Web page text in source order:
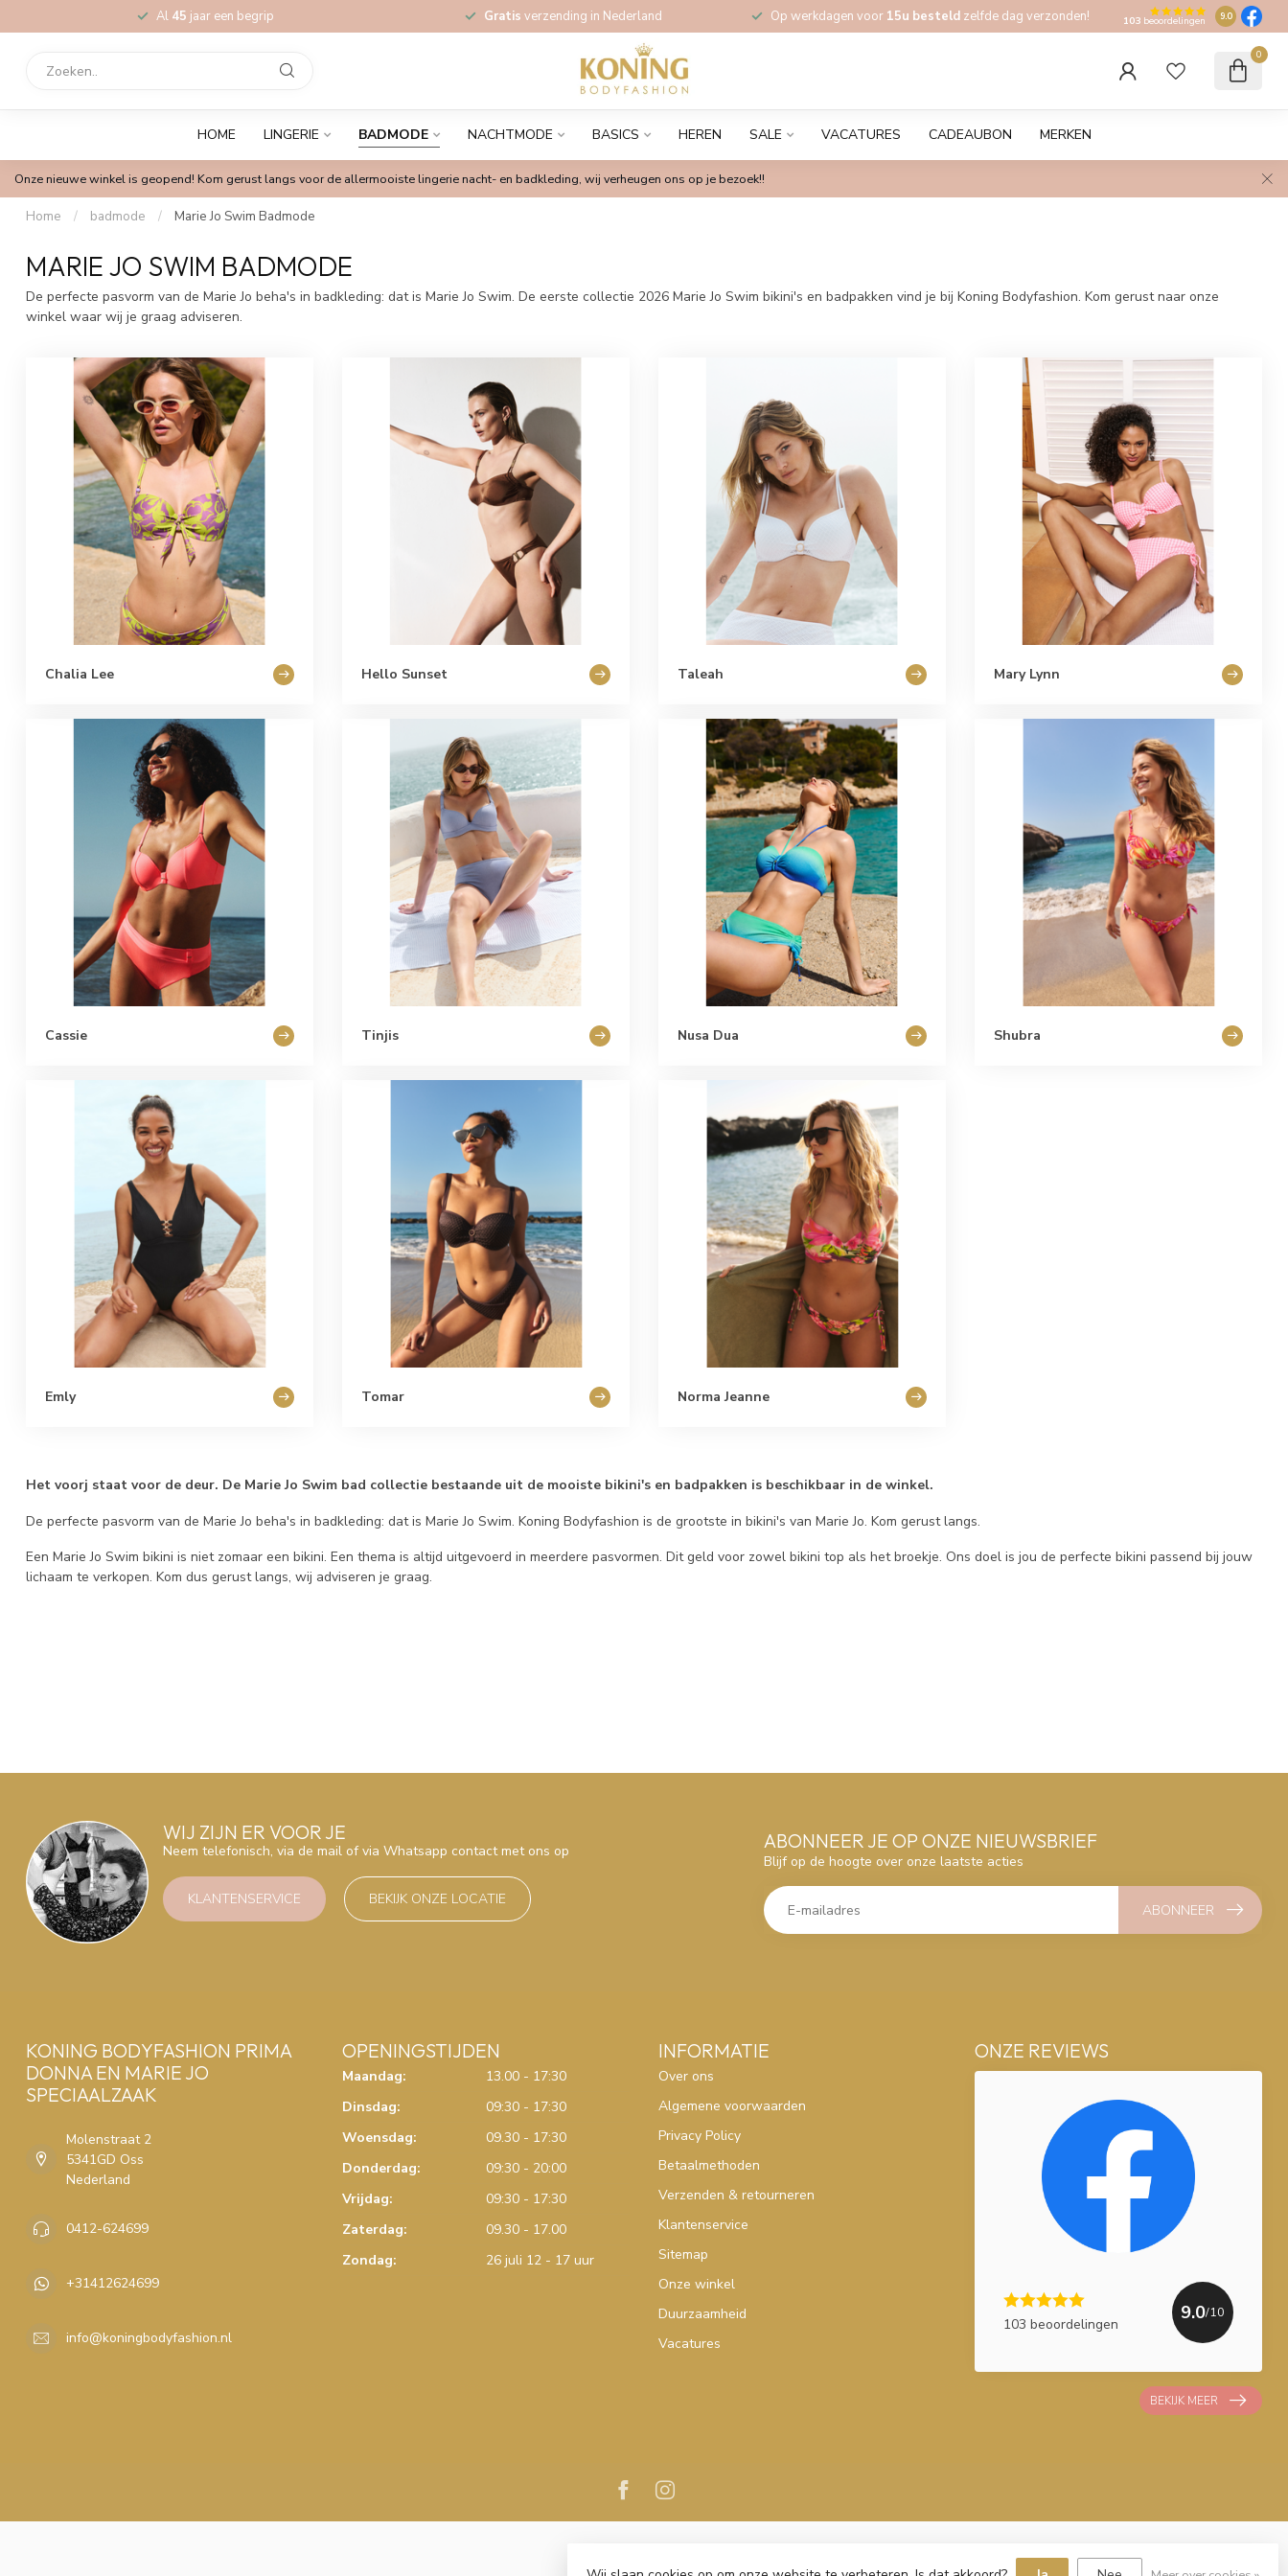
Al 45 jaar een begrip Gratis verzending in Nederland Op werkdagen voor 15u besteld zelfde dag verzonden! 103 beoordelingen 9.0
0
HOME LINGERIE BADMODE NACHTMODE BASICS HEREN SALE VACATURES CADEAUBON MERKEN
Onze nieuwe winkel is geopend! Kom gerust langs voor de allermooiste lingerie nacht- en badkleding, wij verheugen ons op je bezoek!!
Home / badmode / Marie Jo Swim Badmode
MARIE JO SWIM BADMODE
De perfecte pasvorm van de Marie Jo beha's in badkleding: dat is Marie Jo Swim. De eerste collectie 2026 Marie Jo Swim bikini's en badpakken vind je bij Koning Bodyfashion. Kom gerust naar onze
winkel waar wij je graag adviseren.
Chalia Lee Hello Sunset Taleah Mary Lynn
Cassie Tinjis Nusa Dua Shubra
Emly Tomar Norma Jeanne
Het voorj staat voor de deur. De Marie Jo Swim bad collectie bestaande uit de mooiste bikini's en badpakken is beschikbaar in de winkel.
De perfecte pasvorm van de Marie Jo beha's in badkleding: dat is Marie Jo Swim. Koning Bodyfashion is de grootste in bikini's van Marie Jo. Kom gerust langs.
Een Marie Jo Swim bikini is niet zomaar een bikini. Een thema is altijd uitgevoerd in meerdere pasvormen. Dit geld voor zowel bikini top als het broekje. Ons doel is jou de perfecte bikini passend bij jouw
lichaam te verkopen. Kom dus gerust langs, wij adviseren je graag.
WIJ ZIJN ER VOOR JE
Neem telefonisch, via de mail of via Whatsapp contact met ons op
KLANTENSERVICE BEKIJK ONZE LOCATIE
ABONNEER JE OP ONZE NIEUWSBRIEF
Blijf op de hoogte over onze laatste acties
ABONNEER
KONING BODYFASHION PRIMA
DONNA EN MARIE JO
SPECIAALZAAK
Molenstraat 2
5341GD Oss
Nederland
0412-624699
+31412624699
info@koningbodyfashion.nl
OPENINGSTIJDEN
Maandag:
13.00 - 17:30
Dinsdag:
09:30 - 17:30
Woensdag:
09.30 - 17:30
Donderdag:
09:30 - 20:00
Vrijdag:
09:30 - 17:30
Zaterdag:
09.30 - 17.00
Zondag:
26 juli 12 - 17 uur
INFORMATIE
Over ons
Algemene voorwaarden
Privacy Policy
Betaalmethoden
Verzenden & retourneren
Klantenservice
Sitemap
Onze winkel
Duurzaamheid
Vacatures
ONZE REVIEWS
103 beoordelingen
9.0/10
BEKIJK MEER